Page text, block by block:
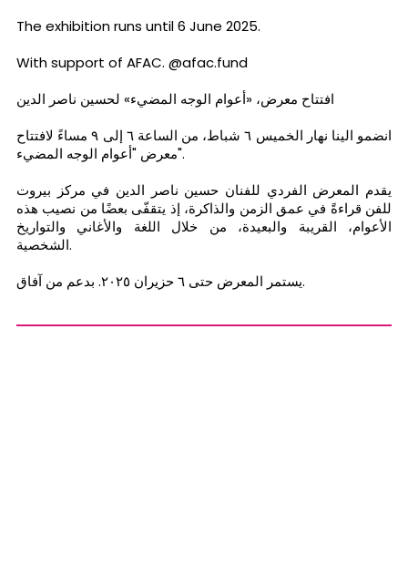
The exhibition runs until 6 June 2025.
With support of AFAC. @afac.fund
انضمو الينا نهار الخميس ٦ شباط، من الساعة ٦ إلى ٩ مساءً لافتتاح
معرض "أعوام الوجه المضيء".
يقدم المعرض الفردي للفنان حسين ناصر الدين في مركز بيروت
للفن قراءةً في عمق الزمن والذاكرة، إذ يتقفّى بعضًا من نصيب هذه
الأعوام، القريبة والبعيدة، من خلال اللغة والأغاني والتواريخ
الشخصية.
يستمر المعرض حتى ٦ حزيران ٢٠٢٥. بدعم من آفاق.